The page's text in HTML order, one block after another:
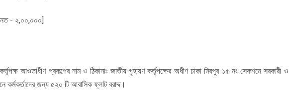
- ২,০০,০০০]
আওতাধীণ প্রকল্পের নাম ও ঠিকানাঃ জাতীয় গৃহায়ণ কর্তৃপক্ষের অধীণ ঢাকা মিরপুর ১৫ নং সেকশনে সরকারী ও
কর্মকর্তাদের জন্য ৫২০ টি আবাসিক ফ্লাট বরাদ্দ।